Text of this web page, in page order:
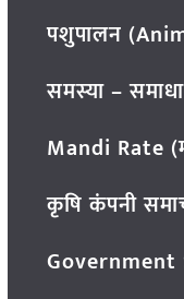
पशुपालन
समस्या –
Mandi Rate
कृषि कंपनी
Government